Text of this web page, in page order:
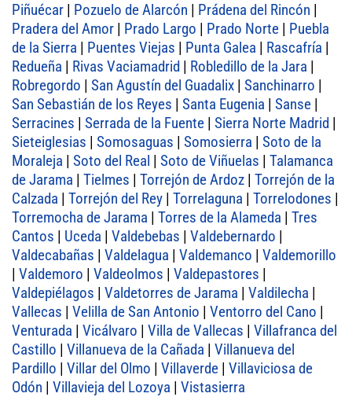
Piñuécar | Pozuelo de Alarcón | Prádena del Rincón |
Pradera del Amor | Prado Largo | Prado Norte | Puebla
de la Sierra | Puentes Viejas | Punta Galea | Rascafría |
Redueña | Rivas Vaciamadrid | Robledillo de la Jara |
Robregordo | San Agustín del Guadalix | Sanchinarro |
San Sebastián de los Reyes | Santa Eugenia | Sanse |
Serracines | Serrada de la Fuente | Sierra Norte Madrid |
Sieteiglesias | Somosaguas | Somosierra | Soto de la
Moraleja | Soto del Real | Soto de Viñuelas | Talamanca
de Jarama | Tielmes | Torrejón de Ardoz | Torrejón de la
Calzada | Torrejón del Rey | Torrelaguna | Torrelodones |
Torremocha de Jarama | Torres de la Alameda | Tres
Cantos | Uceda | Valdebebas | Valdebernardo |
Valdecabañas | Valdelagua | Valdemanco | Valdemorillo
| Valdemoro | Valdeolmos | Valdepastores |
Valdepiélagos | Valdetorres de Jarama | Valdilecha |
Vallecas | Velilla de San Antonio | Ventorro del Cano |
Venturada | Vicálvaro | Villa de Vallecas | Villafranca del
Castillo | Villanueva de la Cañada | Villanueva del
Pardillo | Villar del Olmo | Villaverde | Villaviciosa de
Odón | Villavieja del Lozoya | Vistasierra